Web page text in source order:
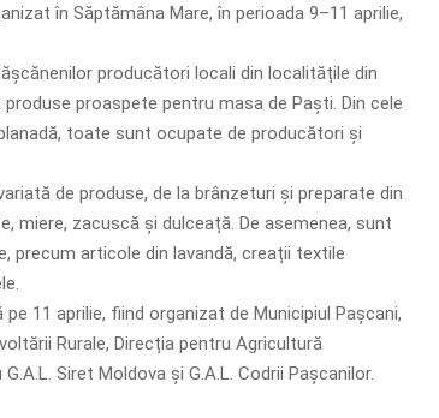
în Săptămâna Mare, în perioada 9–11 aprilie,
producători locali din localitățile din
proaspete pentru masa de Paști. Din cele
toate sunt ocupate de producători și
de produse, de la brânzeturi și preparate din
miere, zacuscă și dulceață. De asemenea, sunt
precum articole din lavandă, creații textile
11 aprilie, fiind organizat de Municipiul Pașcani,
Rurale, Direcția pentru Agricultură
Siret Moldova și G.A.L. Codrii Pașcanilor.